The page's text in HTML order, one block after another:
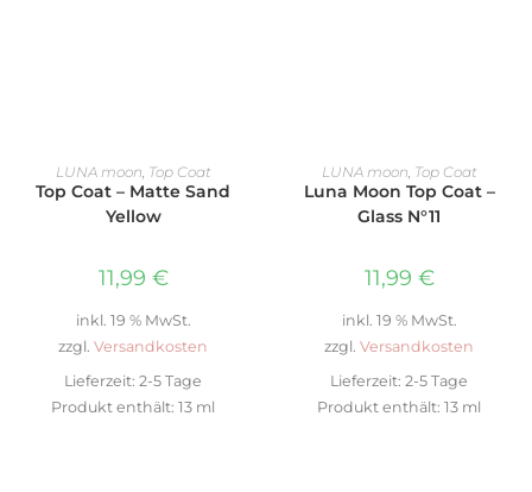
IN DEN WARENKORB
LUNA moon Top Coat
Top Coat – Matte Sand
Yellow
11,99 €
inkl. 19 % MwSt.
zzgl. Versandkosten
Lieferzeit: 2-5 Tage
Produkt enthält: 13 ml
IN DEN WARENKORB
LUNA moon Top Coat
Luna Moon Top Coat –
Glass N°11
11,99 €
inkl. 19 % MwSt.
zzgl. Versandkosten
Lieferzeit: 2-5 Tage
Produkt enthält: 13 ml